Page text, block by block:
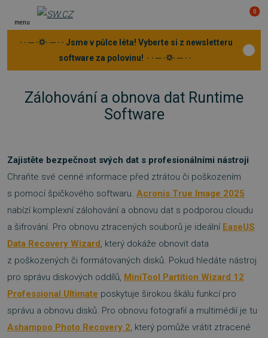
menu
0
· · ─ ·⛭· ─ · · Jsme v půlce léta! Vyberte si z newsletteru
software za polovinu! · · ─ ·⛭· ─ · ·
Zálohování a obnova dat Runtime
Software
Zajistěte bezpečnost svých dat s profesionálními nástroji
Chraňte své cenné informace před ztrátou či poškozením
s pomocí špičkového softwaru. Acronis True Image 2025
nabízí komplexní zálohování a obnovu dat s podporou cloudu
a šifrování. Pro obnovu ztracených souborů je ideální EaseUS
Data Recovery Wizard, který dokáže obnovit data
z poškozených či formátovaných disků. Pokud hledáte nástroj
pro správu diskových oddílů, MiniTool Partition Wizard 12
Professional Ultimate poskytuje širokou škálu funkcí pro
správu a obnovu disků. Pro obnovu fotografií a multimédií je tu
Ashampoo Photo Recovery 2, který pomůže vrátit ztracené